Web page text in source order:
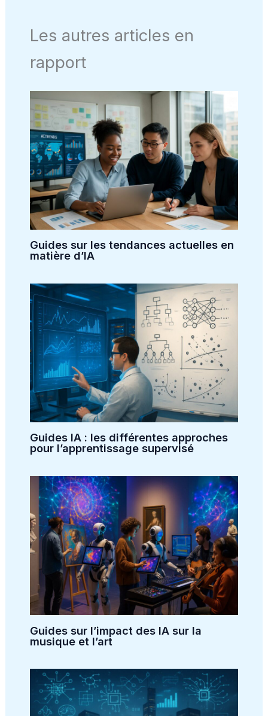
Les autres articles en
rapport
Guides sur les tendances actuelles en
matière d’IA
Guides IA : les différentes approches
pour l’apprentissage supervisé
Guides sur l’impact des IA sur la
musique et l’art